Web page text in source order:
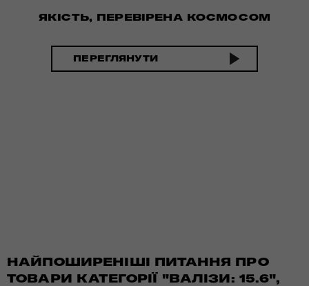
ЯКІСТЬ, ПЕРЕВІРЕНА КОСМОСОМ
ПЕРЕГЛЯНУТИ
НАЙПОШИРЕНІШІ ПИТАННЯ ПРО
ТОВАРИ КАТЕГОРІЇ "ВАЛІЗИ: 15.6",